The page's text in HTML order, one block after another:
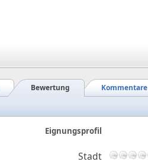
Kommentare
Bewertung
Eignungsprofil
Stadt